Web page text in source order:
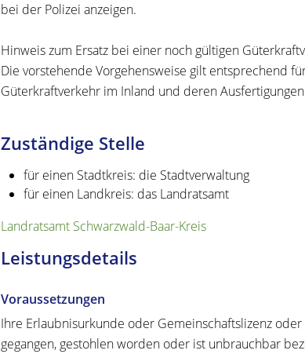
bei der Polizei anzeigen.
Hinweis zum Ersatz bei einer noch gültigen
Die vorstehende Vorgehensweise gilt entsprechend
Güterkraftverkehr im Inland und deren
Zuständige Stelle
für einen Stadtkreis: die Stadtverwaltung
für einen Landkreis: das Landratsamt
Landratsamt Schwarzwald-Baar-Kreis
Leistungsdetails
Voraussetzungen
Ihre Erlaubnisurkunde oder Gemeinschaftslizenz
gegangen, gestohlen worden oder ist unbrauchbar